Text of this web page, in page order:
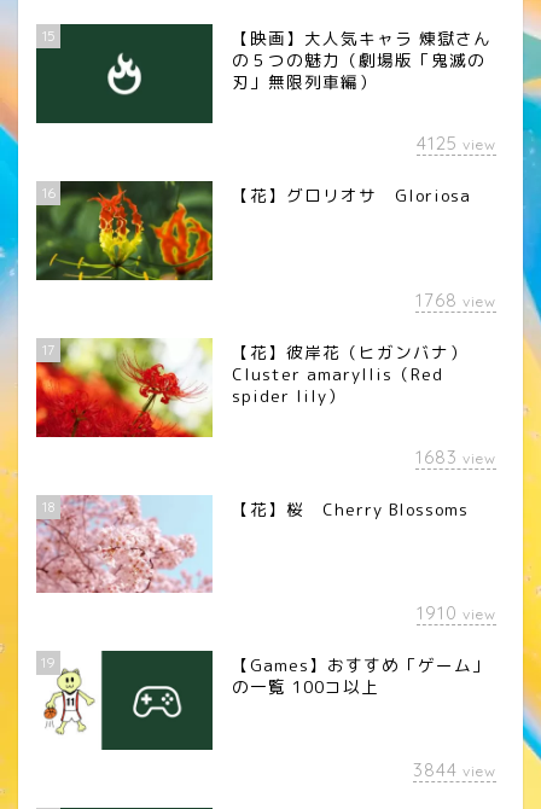
15
【映画】大人気キャラ 煉󠄁獄さん
の５つの魅力（劇場版「鬼滅の
刃」無限列車編）
4125 view
16 【花】グロリオサ Gloriosa
1768 view
17
【花】彼岸花（ヒガンバナ）
Cluster amaryllis（Red
spider lily）
1683 view
18 【花】桜 Cherry Blossoms
1910 view
19
【Games】おすすめ「ゲーム」
の一覧 100コ以上
3844 view